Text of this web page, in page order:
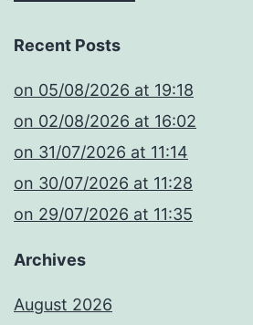
Recent Posts
​on 05/08/2026 at 19:18
​on 02/08/2026 at 16:02
​on 31/07/2026 at 11:14
​on 30/07/2026 at 11:28
​on 29/07/2026 at 11:35
Archives
August 2026